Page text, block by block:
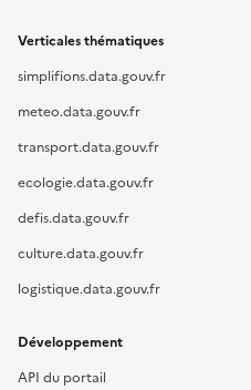
Verticales thématiques
simplifions.data.gouv.fr
meteo.data.gouv.fr
transport.data.gouv.fr
ecologie.data.gouv.fr
defis.data.gouv.fr
culture.data.gouv.fr
logistique.data.gouv.fr
Développement
API du portail